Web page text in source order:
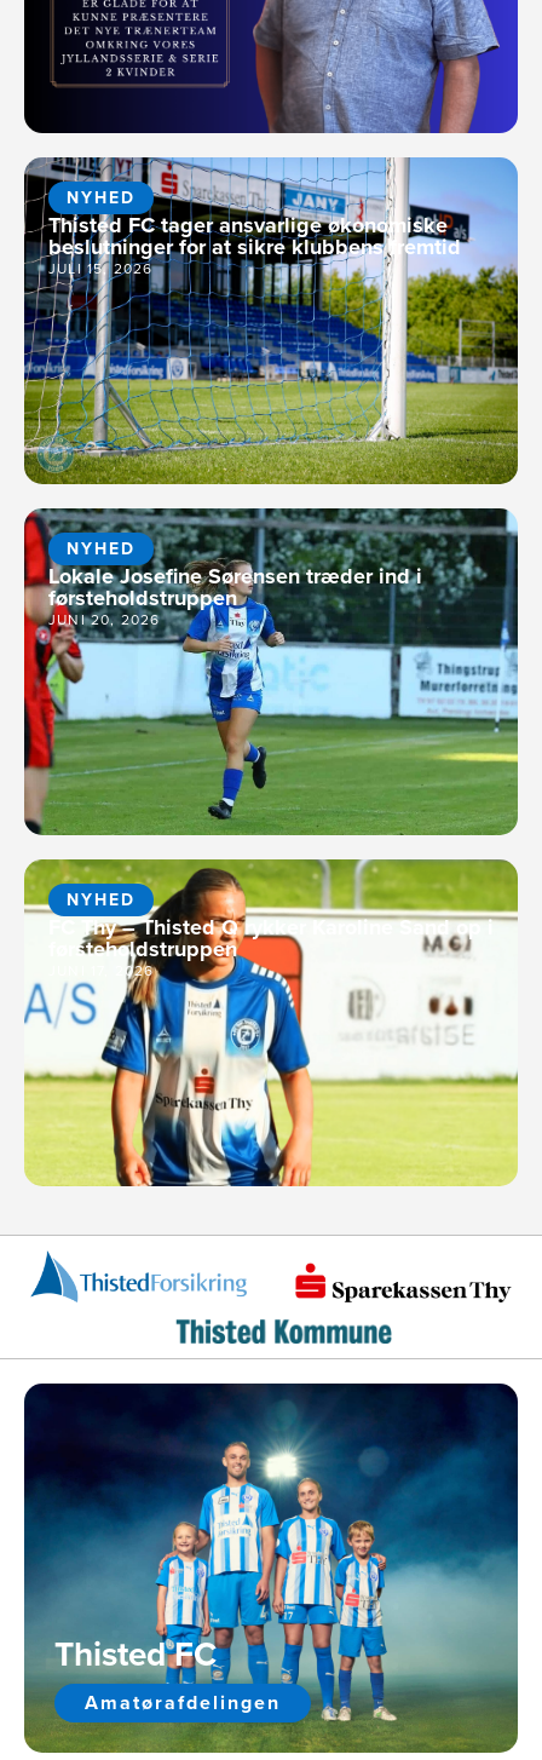
NYHED
Thisted FC tager ansvarlige økonomiske
beslutninger for at sikre klubbens fremtid
JULI 15, 2026
NYHED
Lokale Josefine Sørensen træder ind i
førsteholdstruppen
JUNI 20, 2026
NYHED
FC Thy – Thisted Q rykker Karoline Sand op i
førsteholdstruppen
JUNI 17, 2026
Thisted FC
Amatørafdelingen